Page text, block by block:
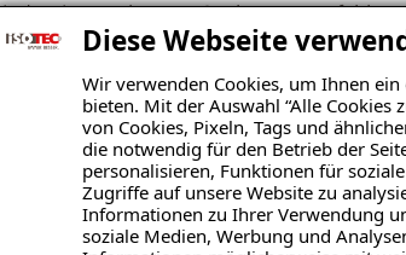
Diese Webseite
Wir verwenden Cookies, um Ihnen
bieten. Mit der Auswahl “Alle Cookies
von Cookies, Pixeln, Tags und
die notwendig für den Betrieb der
personalisieren, Funktionen für
Zugriffe auf unsere Website zu
Informationen zu Ihrer Verwendung
soziale Medien, Werbung und
weitere Schutzmaßnahmen